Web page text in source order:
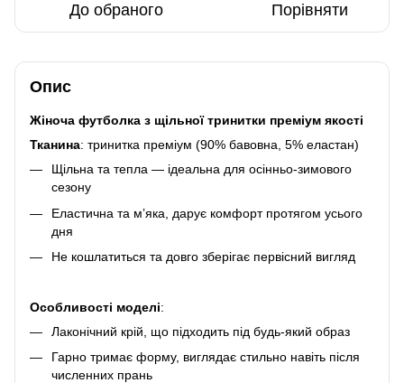
До обраного Порівняти
Опис
Жіноча футболка з щільної тринитки преміум якості
Тканина: тринитка преміум (90% бавовна, 5% еластан)
Щільна та тепла — ідеальна для осінньо-зимового
сезону
Еластична та м’яка, дарує комфорт протягом усього
дня
Не кошлатиться та довго зберігає первісний вигляд
Особливості моделі:
Лаконічний крій, що підходить під будь-який образ
Гарно тримає форму, виглядає стильно навіть після
численних прань